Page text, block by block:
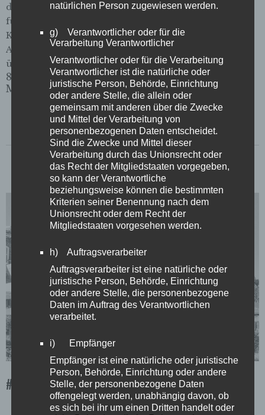
der Straße zu erwerben. Für alle Auswärtigen sowie
für Bremer Vereine, öffentliche Einrichtungen,
Kneipen, Cafés, Hotels, Arztpraxen, Frisiersalons,
Anwaltskanzleien etc. gibt es die Zeitschrift der Straße
übrigens auch im Abo.
8. August 2025
Meldung
#129 Am Fischbahnhof
natürlichen Person zugewiesen werden.
g) Verantwortlicher oder für die
Verarbeitung Verantwortlicher
Verantwortlicher oder für die Verarbeitung
Verantwortlicher ist die natürliche oder
juristische Person, Behörde, Einrichtung
oder andere Stelle, die allein oder
gemeinsam mit anderen über die Zwecke
und Mittel der Verarbeitung von
personenbezogenen Daten entscheidet.
Sind die Zwecke und Mittel dieser
Verarbeitung durch das Unionsrecht oder
das Recht der Mitgliedstaaten vorgegeben,
so kann der Verantwortliche
beziehungsweise können die bestimmten
Kriterien seiner Benennung nach dem
Unionsrecht oder dem Recht der
Mitgliedstaaten vorgesehen werden.
h) Auftragsverarbeiter
Auftragsverarbeiter ist eine natürliche oder
juristische Person, Behörde, Einrichtung
oder andere Stelle, die personenbezogene
Daten im Auftrag des Verantwortlichen
verarbeitet.
i) Empfänger
Empfänger ist eine natürliche oder juristische
Person, Behörde, Einrichtung oder andere
Stelle, der personenbezogene Daten
offengelegt werden, unabhängig davon, ob
es sich bei ihr um einen Dritten handelt oder